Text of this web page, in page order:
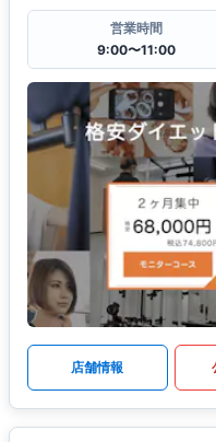
営業時間
9:00〜11:00
店舗情報